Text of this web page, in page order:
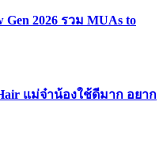
2026 รวม MUAs to
แม่จ๋าน้องใช้ดีมาก อยาก